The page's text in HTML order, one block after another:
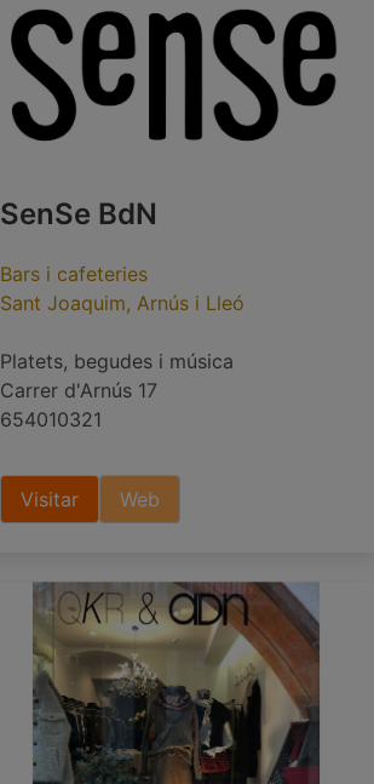
SenSe BdN
Bars i cafeteries
Sant Joaquim, Arnús i Lleó
Platets, begudes i música
Carrer d'Arnús 17
654010321
Visitar Web